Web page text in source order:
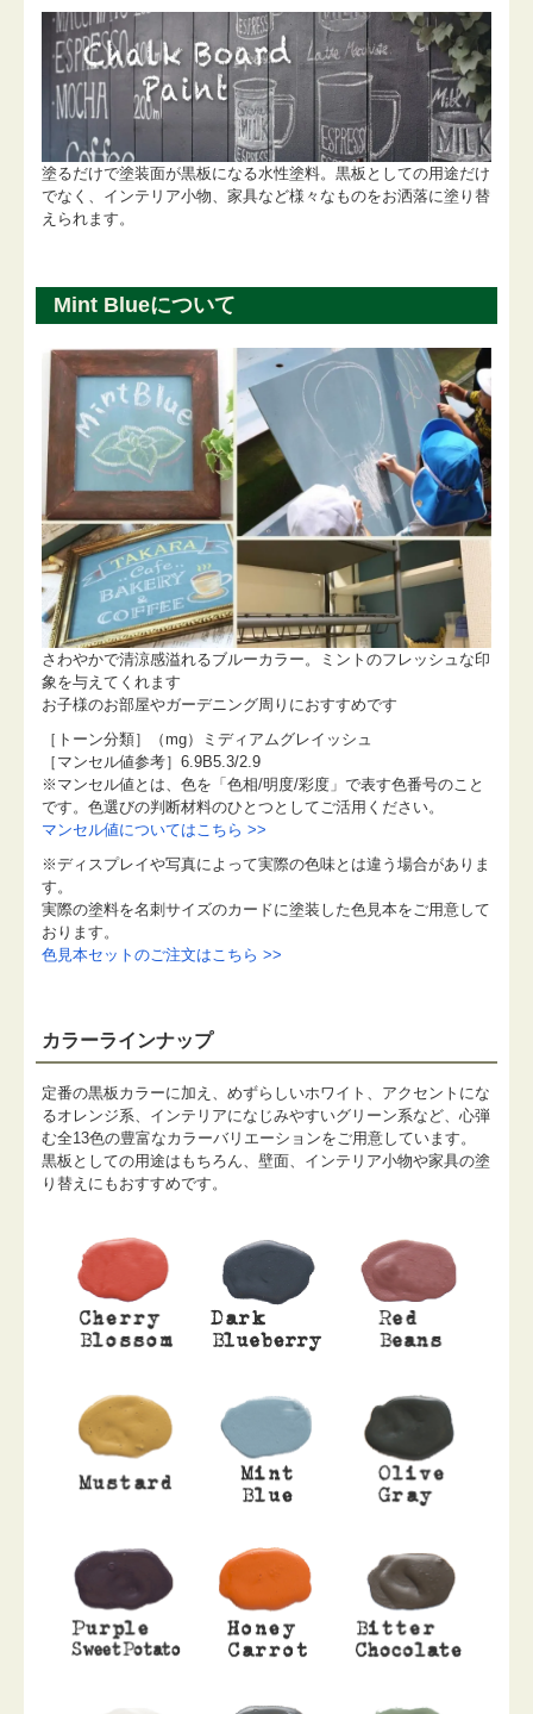
塗るだけで塗装面が黒板になる水性塗料。黒板としての用途だけ
でなく、インテリア小物、家具など様々なものをお洒落に塗り替
えられます。
Mint Blueについて
さわやかで清涼感溢れるブルーカラー。ミントのフレッシュな印
象を与えてくれます
お子様のお部屋やガーデニング周りにおすすめです
［トーン分類］（mg）ミディアムグレイッシュ
［マンセル値参考］6.9B5.3/2.9
※マンセル値とは、色を「色相/明度/彩度」で表す色番号のこと
です。色選びの判断材料のひとつとしてご活用ください。
マンセル値についてはこちら >>
※ディスプレイや写真によって実際の色味とは違う場合がありま
す。
実際の塗料を名刺サイズのカードに塗装した色見本をご用意して
おります。
色見本セットのご注文はこちら >>
カラーラインナップ
定番の黒板カラーに加え、めずらしいホワイト、アクセントにな
るオレンジ系、インテリアになじみやすいグリーン系など、心弾
む全13色の豊富なカラーバリエーションをご用意しています。
黒板としての用途はもちろん、壁面、インテリア小物や家具の塗
り替えにもおすすめです。